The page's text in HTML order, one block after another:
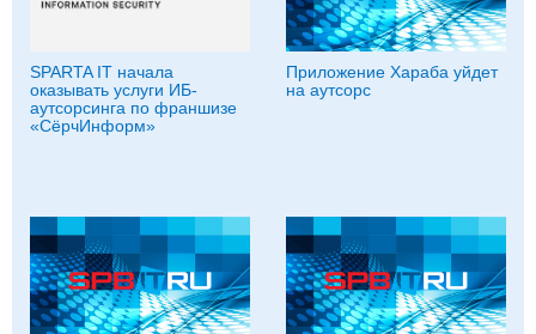
SPARTA IT начала
оказывать услуги ИБ-
аутсорсинга по франшизе
«СёрчИнформ»
Приложение Хараба уйдет
на аутсорс